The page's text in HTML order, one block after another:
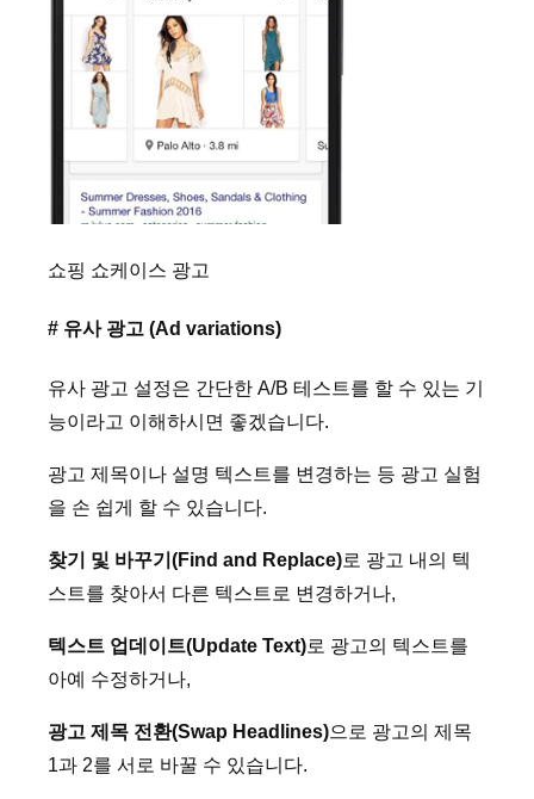
쇼핑 쇼케이스 광고
# 유사 광고 (Ad variations)
유사 광고 설정은 간단한 A/B 테스트를 할 수 있는 기
능이라고 이해하시면 좋겠습니다.
광고 제목이나 설명 텍스트를 변경하는 등 광고 실험
을 손 쉽게 할 수 있습니다.
찾기 및 바꾸기(Find and Replace)로 광고 내의 텍
스트를 찾아서 다른 텍스트로 변경하거나,
텍스트 업데이트(Update Text)로 광고의 텍스트를
아예 수정하거나,
광고 제목 전환(Swap Headlines)으로 광고의 제목
1과 2를 서로 바꿀 수 있습니다.